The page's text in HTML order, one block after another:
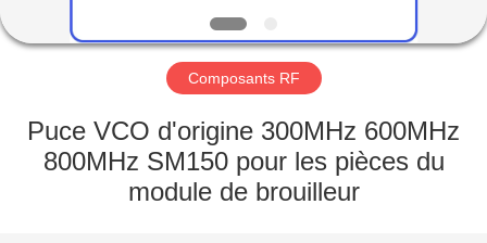
DE
NOUS
VISITE
D'USINE
Composants RF
Puce VCO d'origine 300MHz 600MHz
800MHz SM150 pour les pièces du
module de brouilleur